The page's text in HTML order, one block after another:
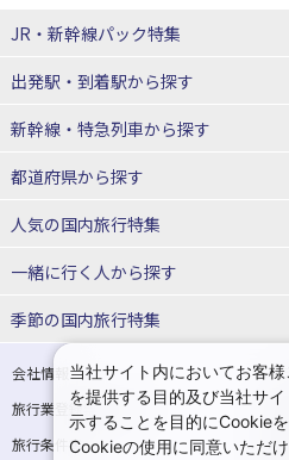
JR・新幹線パック特集
JR・新幹線＋ホテルパック
出張パック
出発駅・到着駅から探す
秋田⇔東京 新幹線パック
仙台→東京 新幹線パック
富山⇔東京 新幹線パック
東京→仙台 新幹線パック
東京→金沢 新幹線パック
東京⇔軽井沢 新幹線パック
東京→名古屋 新幹線パック
新幹線・特急列車から探す
北海道新幹線 旅行
山形新幹線 旅行
東海道新幹線 旅行
上越新幹線 旅行
九州新幹線 旅行
特急サンダーバード 旅行
都道府県から探す
北海道旅行・ツアー
東北
青森旅行・ツアー
宮城旅行・ツアー
人気の国内旅行特集
東京ディズニーリゾート®への旅
温泉旅行
一緒に行く人から探す
一人旅 国内版
カップル・夫婦旅行 国内版
卒業旅行・学生旅行 国内版
季節の国内旅行特集
桜・お花見特集
夏休み・お盆の国内旅行
会社情報
プ
旅行業登録票・約款
旅行条件書
商
当社サイト内においてお客
を提供する目的及び当社サ
示することを目的にCookieを
Cookieの使用に同意いただ